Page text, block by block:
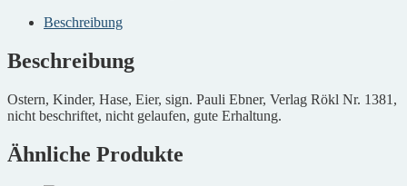
Eier
Beschreibung
Beschreibung
Ostern, Kinder, Hase, Eier, sign. Pauli Ebner, Verlag Rökl Nr. 1381,
nicht beschriftet, nicht gelaufen, gute Erhaltung.
Ähnliche Produkte